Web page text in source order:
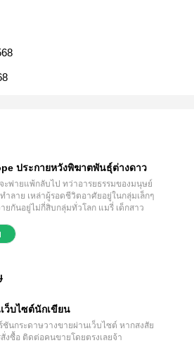
ประกายหวังพิฆาตพันธุ์ต่างดาว
ะพ่ายแพ้กลับไป ทว่าอารยธรรมของมนุษย์
ำลาย เหล่าผู้รอดชีวิตอาศัยอยู่ในกลุ่มเล็กๆ
ายกันอยู่ไม่กี่สิบกลุ่มทั่วโลก แมรี่ เด็กสาว
ร์ ยัยเนิร์ดบ้าเครื่องจักรขับหุ่นยนต์มาช่วย
จุดเริ่มต้นของเรื่องราวการต่อสู้และความ
ว็บไซต์นักเขียน
ชันกระดาษวางขายผ่านเว็บไซต์ หากสงสัย
สั่งซื้อ ติดต่อคนขายโดยตรงเลยจ้า